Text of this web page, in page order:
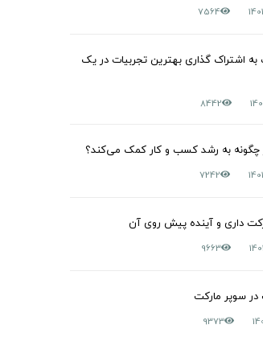
7564
به اشتراک گذاری بهترین تجربیات در یک
8442
چگونه به رشد کسب و کار کمک می‌کند؟
7242
داری و آینده پیش روی آن
9663
سوپر مارکت
9373